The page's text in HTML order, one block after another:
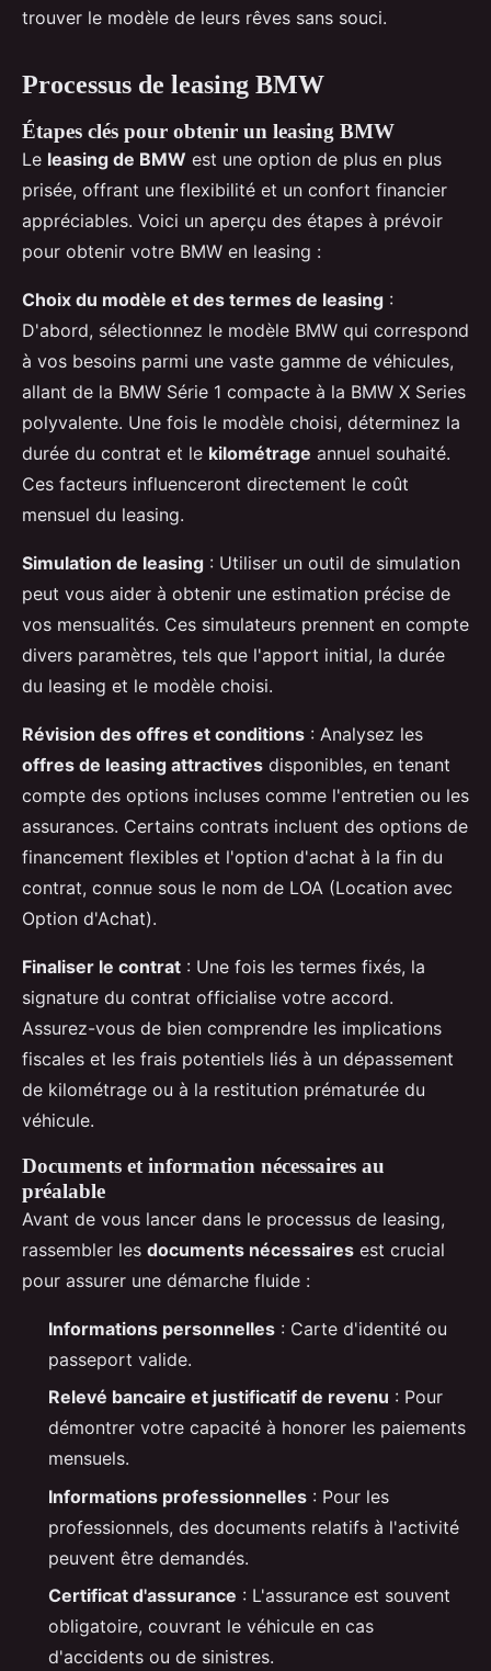
trouver le modèle de leurs rêves sans souci.
Processus de leasing BMW
Étapes clés pour obtenir un leasing BMW
Le leasing de BMW est une option de plus en plus
prisée, offrant une flexibilité et un confort financier
appréciables. Voici un aperçu des étapes à prévoir
pour obtenir votre BMW en leasing :
Choix du modèle et des termes de leasing :
D'abord, sélectionnez le modèle BMW qui correspond
à vos besoins parmi une vaste gamme de véhicules,
allant de la BMW Série 1 compacte à la BMW X Series
polyvalente. Une fois le modèle choisi, déterminez la
durée du contrat et le kilométrage annuel souhaité.
Ces facteurs influenceront directement le coût
mensuel du leasing.
Simulation de leasing : Utiliser un outil de simulation
peut vous aider à obtenir une estimation précise de
vos mensualités. Ces simulateurs prennent en compte
divers paramètres, tels que l'apport initial, la durée
du leasing et le modèle choisi.
Révision des offres et conditions : Analysez les
offres de leasing attractives disponibles, en tenant
compte des options incluses comme l'entretien ou les
assurances. Certains contrats incluent des options de
financement flexibles et l'option d'achat à la fin du
contrat, connue sous le nom de LOA (Location avec
Option d'Achat).
Finaliser le contrat : Une fois les termes fixés, la
signature du contrat officialise votre accord.
Assurez-vous de bien comprendre les implications
fiscales et les frais potentiels liés à un dépassement
de kilométrage ou à la restitution prématurée du
véhicule.
Documents et information nécessaires au
préalable
Avant de vous lancer dans le processus de leasing,
rassembler les documents nécessaires est crucial
pour assurer une démarche fluide :
Informations personnelles : Carte d'identité ou
passeport valide.
Relevé bancaire et justificatif de revenu : Pour
démontrer votre capacité à honorer les paiements
mensuels.
Informations professionnelles : Pour les
professionnels, des documents relatifs à l'activité
peuvent être demandés.
Certificat d'assurance : L'assurance est souvent
obligatoire, couvrant le véhicule en cas
d'accidents ou de sinistres.